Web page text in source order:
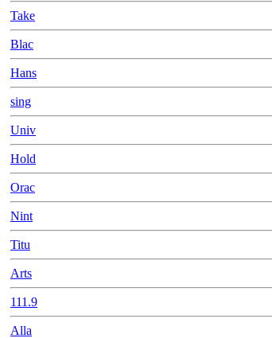
Take
Blac
Hans
sing
Univ
Hold
Orac
Nint
Titu
Arts
111.9
Alla